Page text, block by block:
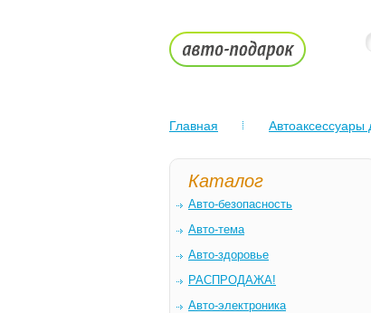
Главная Автоаксессуары
Каталог
Авто-безопасность
Авто-тема
Авто-здоровье
РАСПРОДАЖА!
Авто-электроника